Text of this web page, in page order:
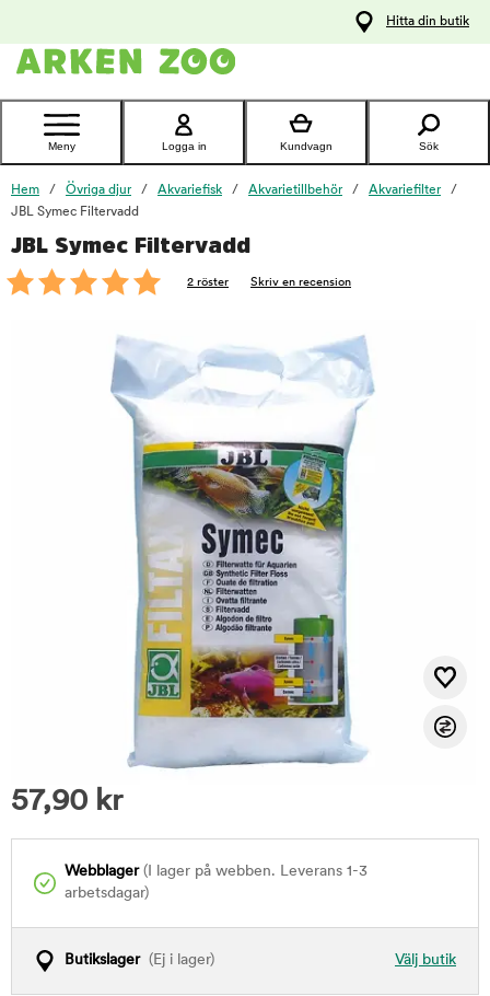
Kontakta
Hitta din butik
Meny Logga in Kundvagn Sök
Hem Övriga djur Akvariefisk Akvarietillbehör
Akvariefilter
JBL Symec Filtervadd
JBL Symec Filtervadd
2 röster Skriv en recension
57,90 kr
Webblager(I lager på webben. Leverans 1-3
arbetsdagar)
Välj butik
Butikslager(Ej i lager)
foo